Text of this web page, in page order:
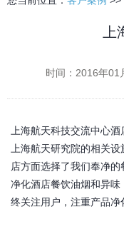
时间：2016年01
上海航天科技交流中心
上海航天研究院的相关
店方面选择了我们奉净
净化酒店餐饮油烟和异
终关注用户，注重产品净